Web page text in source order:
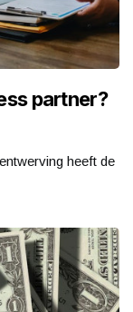
partner?
heeft de